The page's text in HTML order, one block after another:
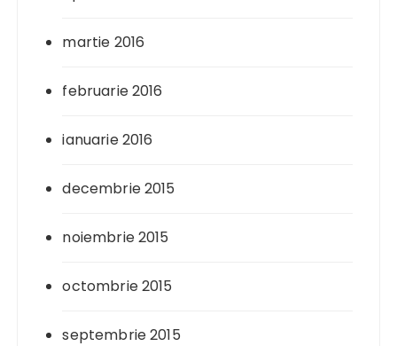
martie 2016
februarie 2016
ianuarie 2016
decembrie 2015
noiembrie 2015
octombrie 2015
septembrie 2015